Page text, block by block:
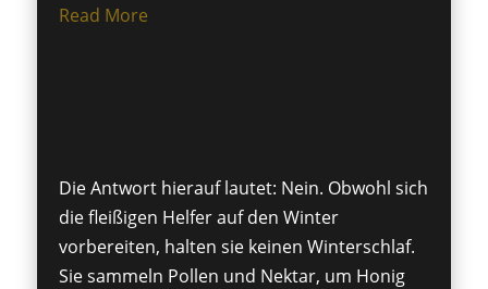
Read More
Die Antwort hierauf lautet: Nein. Obwohl sich
die fleißigen Helfer auf den Winter
vorbereiten, halten sie keinen Winterschlaf.
Sie sammeln Pollen und Nektar, um Honig